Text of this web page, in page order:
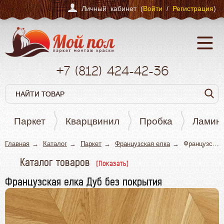
Личный кабинет (Войти/Регистрация)
+7 (812) 424-42-36
Паркет Кварцвинил Пробка
Главная Каталог Паркет Французская елка Французская елка Дуб без покрытия
Каталог товаров
Паркет
Штучный паркет
Паркетная доска
Французская елка Дуб без покрытия